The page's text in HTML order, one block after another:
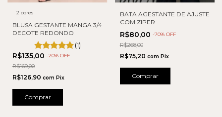
2 cores
BLUSA GESTANTE MANGA 3/4
DECOTE REDONDO
(1)
R$135,00 -20% OFF
R$169,00
R$126,90 com Pix
Comprar
BATA AGESTANTE DE AJUSTE
COM ZIPER
R$80,00 -70% OFF
R$268,00
R$75,20 com Pix
Comprar